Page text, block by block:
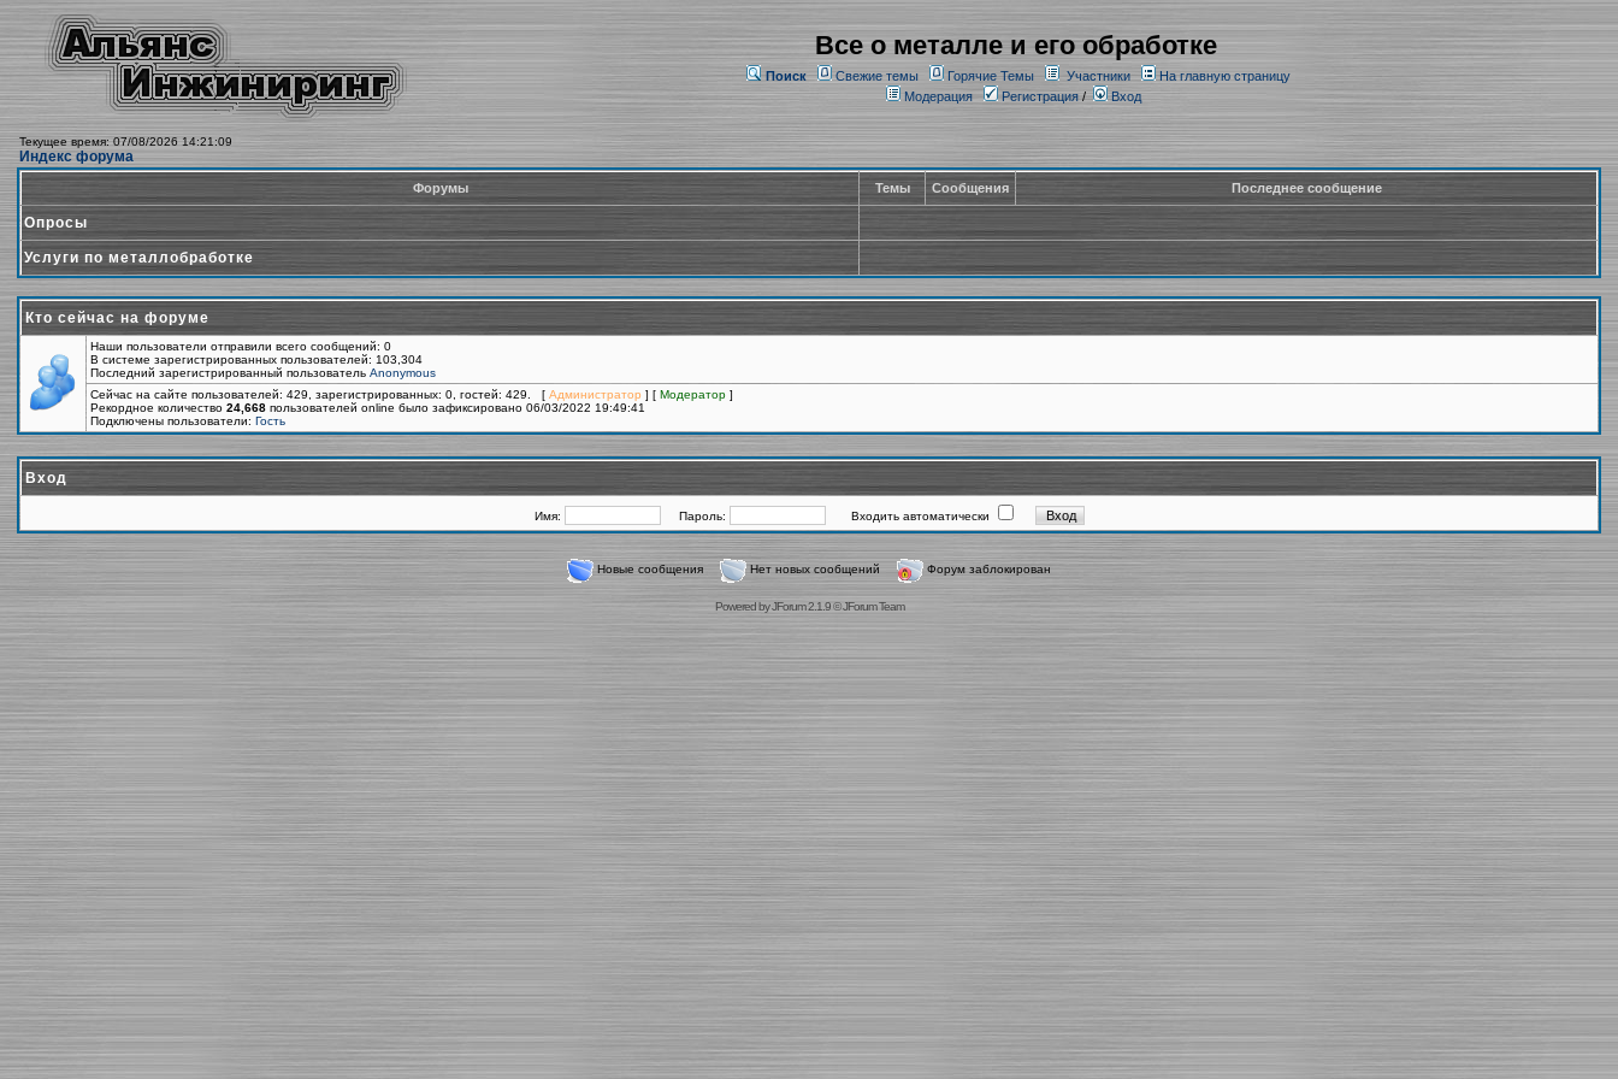
Все о металле и его обработке
Поиск Свежие темы Горячие Темы Участники
На главную страницу
Модерация
Регистрация/ Вход
Текущее время: 07/08/2026 14:21:09
Индекс форума
Форумы Темы Сообщения Последнее сообщение
Опросы
Услуги по металлобработке
Кто сейчас на форуме
Наши пользователи отправили всего сообщений: 0
В системе зарегистрированных пользователей: 103,304
Последний зарегистрированный пользователь Anonymous
Сейчас на сайте пользователей: 429, зарегистрированных: 0, гостей: 429. [ Администратор ] [ Модератор ]
Рекордное количество 24,668 пользователей online было зафиксировано 06/03/2022 19:49:41
Подключены пользователи: Гость
Вход
Имя: Пароль: Входить автоматически
Новые сообщения Нет новых сообщений Форум заблокирован
Powered byJForum 2.1.9©JForum Team